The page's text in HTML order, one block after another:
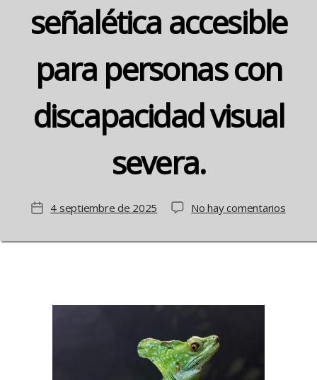
señalética accesible
para personas con
discapacidad visual
severa.
Fecha
la
4 septiembre de 2025 No hay comentariosen